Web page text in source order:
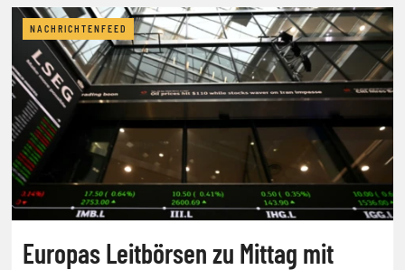
NACHRICHTENFEED
Europas Leitbörsen zu Mittag mit